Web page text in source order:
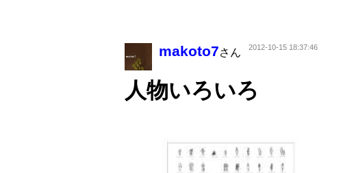
makoto7さん 2012-10-15 18:37:46
人物いろいろ